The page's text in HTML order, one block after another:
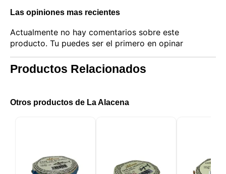
Las opiniones mas recientes
Actualmente no hay comentarios sobre este
producto. Tu puedes ser el primero en opinar
Productos Relacionados
Otros productos de La Alacena